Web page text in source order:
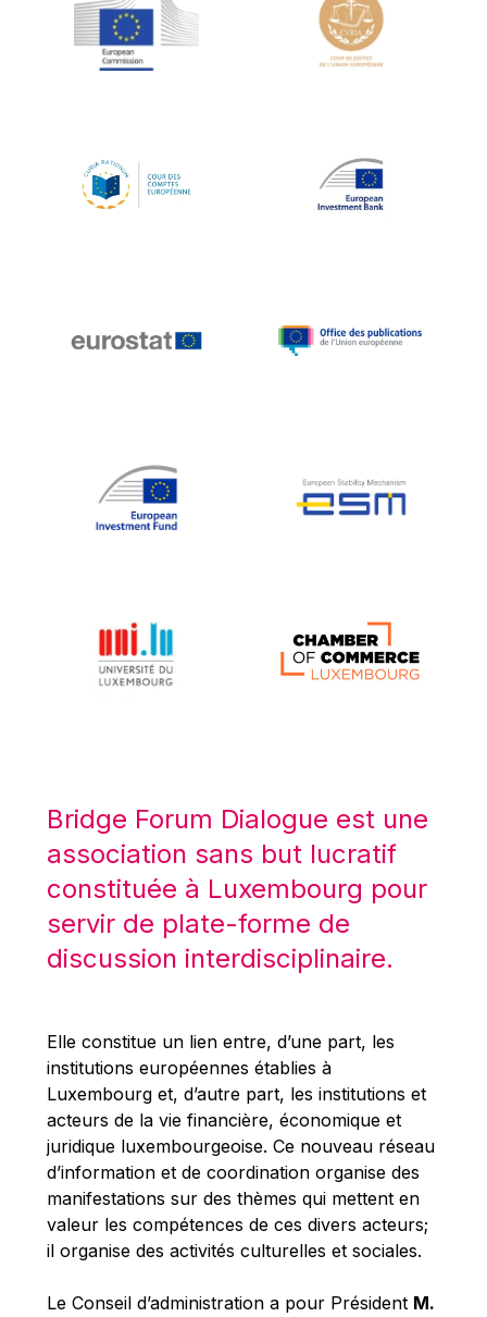
Jean-Louis Schiltz
Jean-Victor Louis
Johnny Åkerholm
Katharien L.C. Hunt
Klaus-Heiner Lehne
Koen LENAERTS
Lars Heikensten
Lucas Papademos
Máire Geoghegan-Quinn
Mario Centeno
Mario Monti
Maroš ŠEFČOVIČ
Martin Bailey
Martine Reicherts
Michael Sohlman
Michel Goedert
Mireille Delmas-Marty
Nobuo Tanaka
Otmar Issing
Paolo Mengozzi
Paschal Donohoe
Pat Cox
Bridge Forum Dialogue est une
association sans but lucratif
constituée à Luxembourg pour
servir de plate-forme de
discussion interdisciplinaire.
Elle constitue un lien entre, d’une part, les
institutions européennes établies à
Luxembourg et, d’autre part, les institutions et
acteurs de la vie financière, économique et
juridique luxembourgeoise. Ce nouveau réseau
d’information et de coordination organise des
manifestations sur des thèmes qui mettent en
valeur les compétences de ces divers acteurs;
il organise des activités culturelles et sociales.
Le Conseil d’administration a pour Président M.